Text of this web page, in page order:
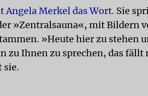
Angela Merkel das Wort. Sie
»Zentralsauna«, mit Bildern
»Heute hier zu stehen
zu Ihnen zu sprechen, das fällt
sie.